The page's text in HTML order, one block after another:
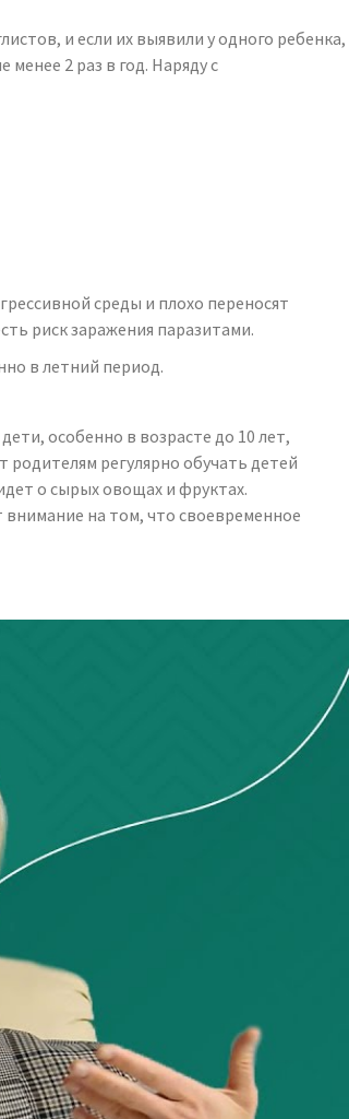
и если их выявили у одного ребенка,
2 раз в год. Наряду с
среды и плохо переносят
риск заражения паразитами.
в летний период.
особенно в возрасте до 10 лет,
регулярно обучать детей
о сырых овощах и фруктах.
на том, что своевременное